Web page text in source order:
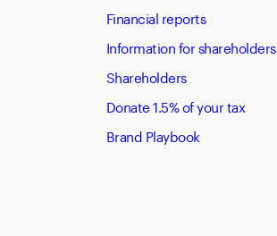
Financial reports
Information for shareholders
Shareholders
Donate 1.5% of your tax
Brand Playbook